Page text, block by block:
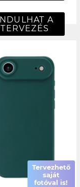
INDULHAT A
TERVEZÉS
Tervezhető
saját
fotóval is!